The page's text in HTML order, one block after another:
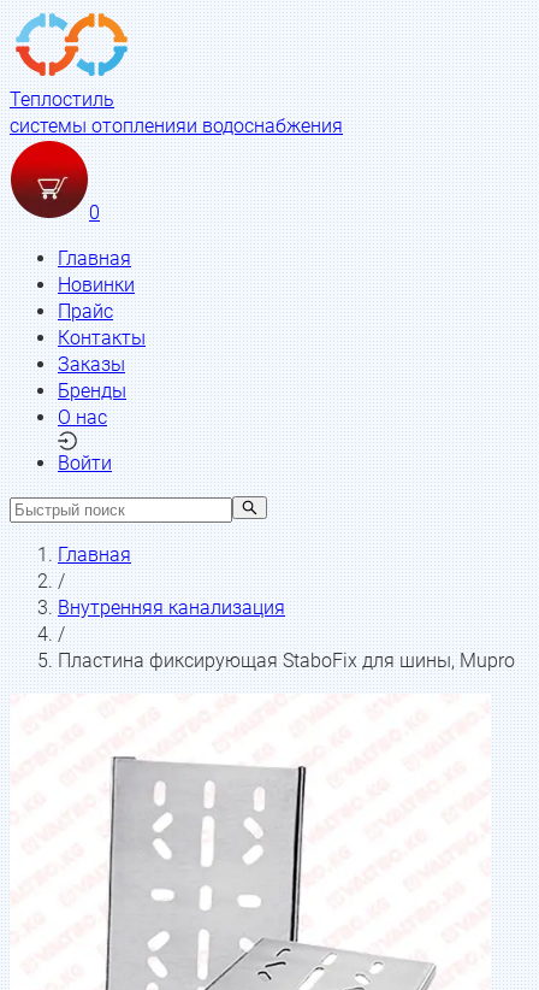
Теплостиль
системы отопленияи водоснабжения
0
Главная
Новинки
Прайс
Контакты
Заказы
Бренды
О нас
Войти
Главная
/
Внутренняя канализация
/
Пластина фиксирующая StaboFix для шины, Mupro